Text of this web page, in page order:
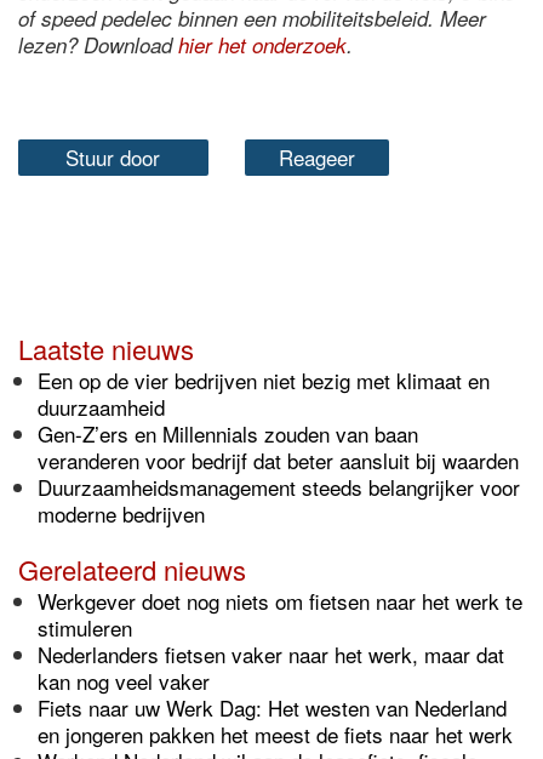
of speed pedelec binnen een mobiliteitsbeleid. Meer
lezen? Downloadhier het onderzoek.
Stuur door Reageer
Laatste nieuws
Een op de vier bedrijven niet bezig met klimaat en
duurzaamheid
Gen-Z’ers en Millennials zouden van baan
veranderen voor bedrijf dat beter aansluit bij waarden
Duurzaamheidsmanagement steeds belangrijker voor
moderne bedrijven
Gerelateerd nieuws
Werkgever doet nog niets om fietsen naar het werk te
stimuleren
Nederlanders fietsen vaker naar het werk, maar dat
kan nog veel vaker
Fiets naar uw Werk Dag: Het westen van Nederland
en jongeren pakken het meest de fiets naar het werk